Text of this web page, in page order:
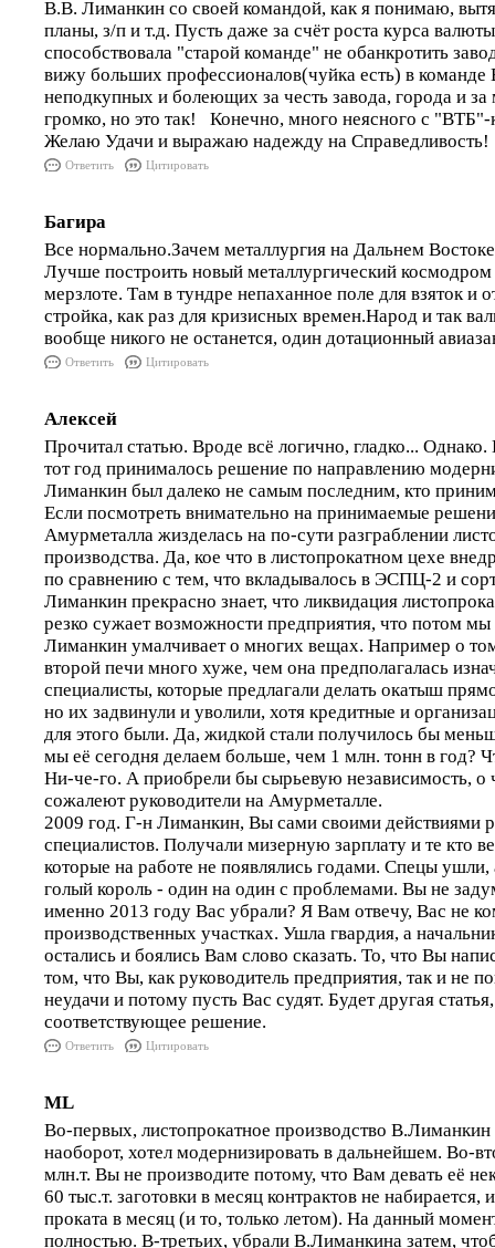
В.В. Лиманкин со своей командой, как я понимаю,
планы, з/п и т.д. Пусть даже за счёт роста курса
способствовала "старой команде" не обанкротить
вижу больших профессионалов(чуйка есть) в
неподкупных и болеющих за честь завода, города и
громко, но это так! Конечно, много неясного с "ВТБ"-
Желаю Удачи и выражаю надежду на
Ответить Цитировать
Багира
Все нормально.Зачем металлургия на Дальнем
Лучше построить новый металлургический
мерзлоте. Там в тундре непаханное поле для взяток и
стройка, как раз для кризисных времен.Народ и так
вообще никого не останется, один дотационный
Ответить Цитировать
Алексей
Прочитал статью. Вроде всё логично, гладко...
тот год принималось решение по направлению
Лиманкин был далеко не самым последним, кто
Если посмотреть внимательно на принимаемые
Амурметалла жизделась на по-сути разграблении
производства. Да, кое что в листопрокатном цехе
по сравнению с тем, что вкладывалось в ЭСПЦ-2 и
Лиманкин прекрасно знает, что ликвидация
резко сужает возможности предприятия, что потом мы
Лиманкин умалчивает о многих вещах. Например о
второй печи много хуже, чем она предполагалась
специалисты, которые предлагали делать окатыш
но их задвинули и уволили, хотя кредитные и
для этого были. Да, жидкой стали получилось бы
мы её сегодня делаем больше, чем 1 млн. тонн в год?
Ни-че-го. А приобрели бы сырьевую независимость, о
сожалеют руководители на Амурметалле.
2009 год. Г-н Лиманкин, Вы сами своими действиями
специалистов. Получали мизерную зарплату и те кто
которые на работе не появлялись годами. Спецы ушли,
голый король - один на один с проблемами. Вы не
именно 2013 году Вас убрали? Я Вам отвечу, Вас не
производственных участках. Ушла гвардия, а
остались и боялись Вам слово сказать. То, что Вы
том, что Вы, как руководитель предприятия, так и не
неудачи и потому пусть Вас судят. Будет другая
соответствующее решение.
Ответить Цитировать
ML
Во-первых, листопрокатное производство В.Лиманкин
наоборот, хотел модернизировать в дальнейшем. Во-
млн.т. Вы не производите потому, что Вам девать её
60 тыс.т. заготовки в месяц контрактов не
проката в месяц (и то, только летом). На данный
полностью. В-третьих, убрали В.Лиманкина затем,